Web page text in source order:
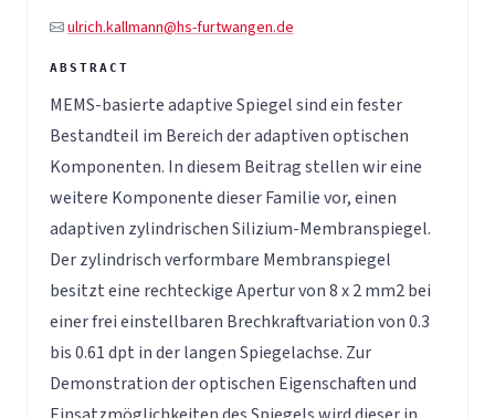
ulrich.kallmann@hs-furtwangen.de
MEMS-basierte adaptive Spiegel sind ein fester
Bestandteil im Bereich der adaptiven optischen
Komponenten. In diesem Beitrag stellen wir eine
weitere Komponente dieser Familie vor, einen
adaptiven zylindrischen Silizium-Membranspiegel.
Der zylindrisch verformbare Membranspiegel
besitzt eine rechteckige Apertur von 8 x 2 mm2 bei
einer frei einstellbaren Brechkraftvariation von 0.3
bis 0.61 dpt in der langen Spiegelachse. Zur
Demonstration der optischen Eigenschaften und